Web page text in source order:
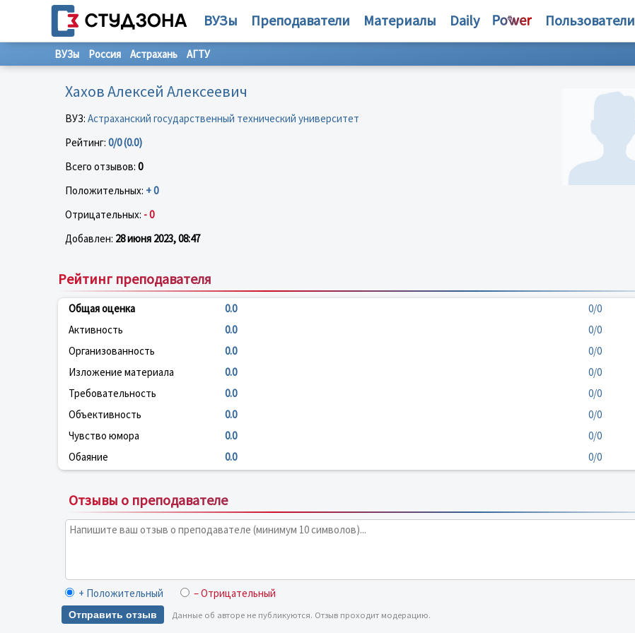
ВУЗы Преподаватели Материалы Daily Пользователи
ВУЗы Россия Астрахань АГТУ
Хахов Алексей Алексеевич
ВУЗ: Астраханский государственный технический университет
Рейтинг: 0/0 (0.0)
Всего отзывов: 0
Положительных: + 0
Отрицательных: - 0
Добавлен: 28 июня 2023, 08:47
Рейтинг преподавателя
Общая оценка 0.0
0/0
Активность
0.0
0/0
Организованность
0.0
0/0
Изложение материала
0.0
0/0
Требовательность
0.0
0/0
Объективность
0.0
0/0
Чувство юмора
0.0
0/0
Обаяние
0.0 0/0
Отзывы о преподавателе
+ Положительный – Отрицательный
Отправить отзыв Данные об авторе не публикуются. Отзыв проходит модерацию.